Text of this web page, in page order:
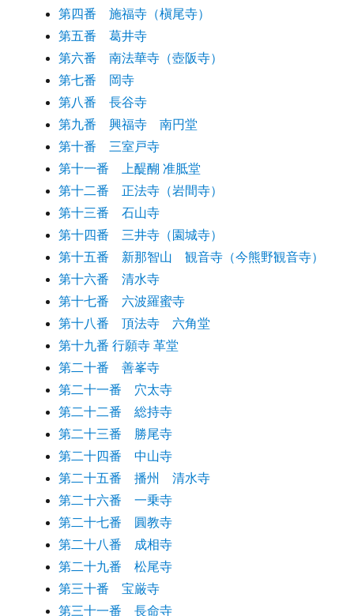
第四番 施福寺（槇尾寺）
第五番 葛井寺
第六番 南法華寺（壺阪寺）
第七番 岡寺
第八番 長谷寺
第九番 興福寺 南円堂
第十番 三室戸寺
第十一番 上醍醐 准胝堂
第十二番 正法寺（岩間寺）
第十三番 石山寺
第十四番 三井寺（園城寺）
第十五番 新那智山 観音寺（今熊野観音寺）
第十六番 清水寺
第十七番 六波羅蜜寺
第十八番 頂法寺 六角堂
第十九番 行願寺 革堂
第二十番 善峯寺
第二十一番 穴太寺
第二十二番 総持寺
第二十三番 勝尾寺
第二十四番 中山寺
第二十五番 播州 清水寺
第二十六番 一乗寺
第二十七番 圓教寺
第二十八番 成相寺
第二十九番 松尾寺
第三十番 宝厳寺
第三十一番 長命寺